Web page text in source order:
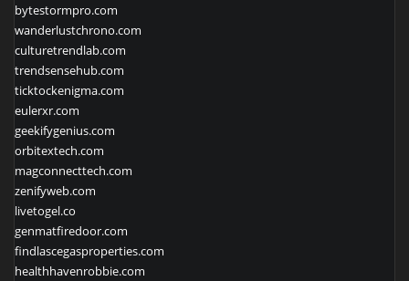
bytestormpro.com
wanderlustchrono.com
culturetrendlab.com
trendsensehub.com
ticktockenigma.com
eulerxr.com
geekifygenius.com
orbitextech.com
magconnecttech.com
zenifyweb.com
livetogel.co
genmatfiredoor.com
findlascegasproperties.com
healthhavenrobbie.com